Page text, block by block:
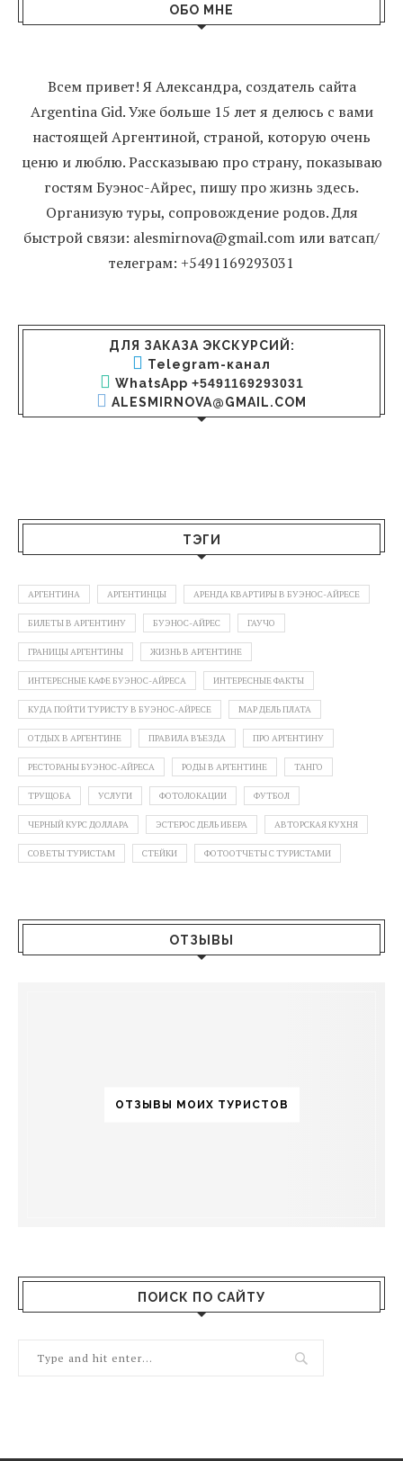
ОБО МНЕ
Всем привет! Я Александра, создатель сайта
Argentina Gid. Уже больше 15 лет я делюсь с вами
настоящей Аргентиной, страной, которую очень
ценю и люблю. Рассказываю про страну, показываю
гостям Буэнос-Айрес, пишу про жизнь здесь.
Организую туры, сопровождение родов. Для
быстрой связи: alesmirnova@gmail.com или ватсап/
телеграм: +5491169293031
ДЛЯ ЗАКАЗА ЭКСКУРСИЙ:
Telegram-канал
WhatsApp +5491169293031
ALESMIRNOVA@GMAIL.COM
ТЭГИ
АРГЕНТИНА АРГЕНТИНЦЫ АРЕНДА КВАРТИРЫ В БУЭНОС-АЙРЕСЕ
БИЛЕТЫ В АРГЕНТИНУ БУЭНОС-АЙРЕС ГАУЧО
ГРАНИЦЫ АРГЕНТИНЫ ЖИЗНЬ В АРГЕНТИНЕ
ИНТЕРЕСНЫЕ КАФЕ БУЭНОС-АЙРЕСА ИНТЕРЕСНЫЕ ФАКТЫ
КУДА ПОЙТИ ТУРИСТУ В БУЭНОС-АЙРЕСЕ МАР ДЕЛЬ ПЛАТА
ОТДЫХ В АРГЕНТИНЕ ПРАВИЛА ВЪЕЗДА ПРО АРГЕНТИНУ
РЕСТОРАНЫ БУЭНОС-АЙРЕСА РОДЫ В АРГЕНТИНЕ ТАНГО
ТРУЩОБА УСЛУГИ ФОТОЛОКАЦИИ ФУТБОЛ
ЧЕРНЫЙ КУРС ДОЛЛАРА ЭСТЕРОС ДЕЛЬ ИБЕРА АВТОРСКАЯ КУХНЯ
СОВЕТЫ ТУРИСТАМ СТЕЙКИ ФОТООТЧЕТЫ С ТУРИСТАМИ
ОТЗЫВЫ
ОТЗЫВЫ МОИХ ТУРИСТОВ
ПОИСК ПО САЙТУ